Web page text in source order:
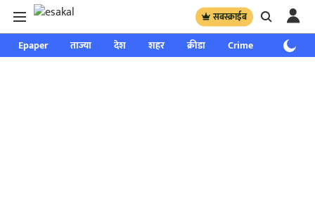
सबस्क्राईब
Epaper ताज्या देश शहर क्रीडा Crime साप्ताहिक